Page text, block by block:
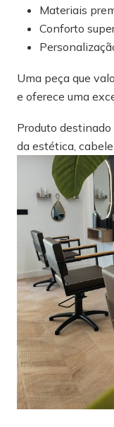
Materiais
Conforto
Uma peça que
e oferece uma
Produto
da estética,